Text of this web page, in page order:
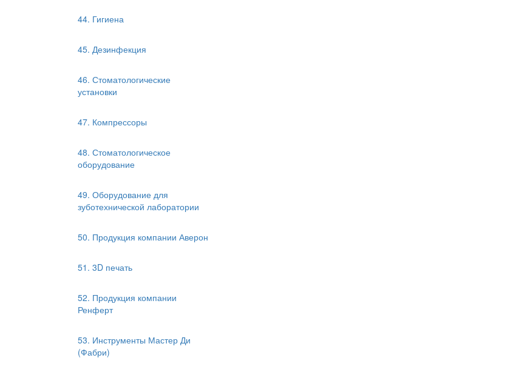
44. Гигиена
45. Дезинфекция
46. Стоматологические
установки
47. Компрессоры
48. Стоматологическое
оборудование
49. Оборудование для
зуботехнической лаборатории
50. Продукция компании Аверон
51. 3D печать
52. Продукция компании
Ренферт
53. Инструменты Мастер Ди
(Фабри)